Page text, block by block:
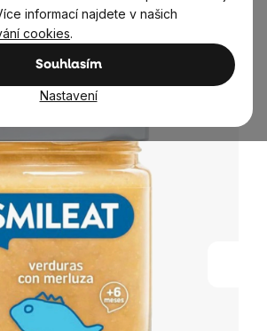
informací najdete v našich
cookies.
Souhlasím
Nastavení
panenským olivovým
230 g
Neohodnoceno